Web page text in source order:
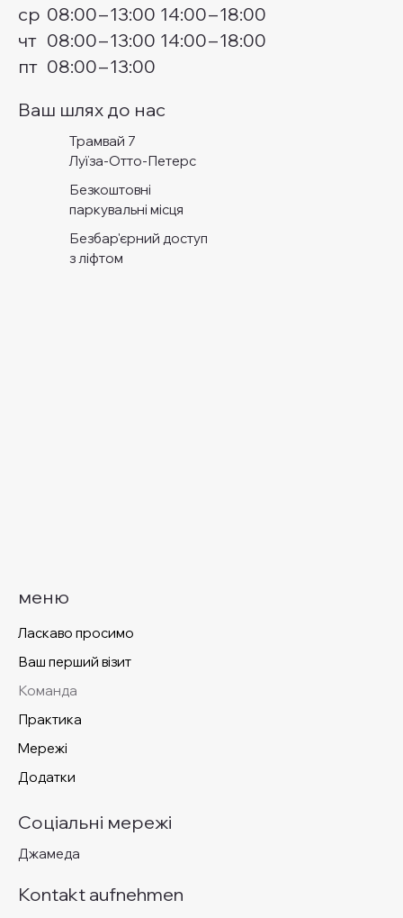
Kontakt aufnehmen
Соціальні мережі
Джамеда
меню
Ласкаво просимо
Ваш перший візит
Команда
Практика
Mережі
Додатки
ср 08:00–13:00 14:00–18:00
пт 08:00–13:00
Ваш шлях до нас
Трамвай 7
Луїза-Отто-Петерс
Безкоштовні
паркувальні місця
Безбар'єрний доступ
з ліфтом
чт 08:00–13:00 14:00–18:00